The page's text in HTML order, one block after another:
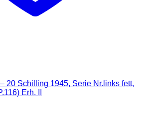
20 Schilling 1945, Serie Nr.links fett,
Erh. II